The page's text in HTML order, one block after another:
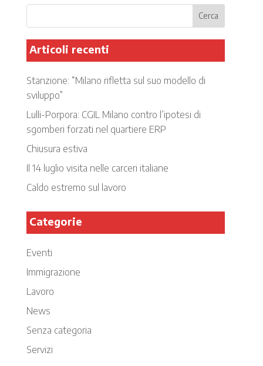
Articoli recenti
Stanzione: “Milano rifletta sul suo modello di
sviluppo”
Lulli-Porpora: CGIL Milano contro l’ipotesi di
sgomberi forzati nel quartiere ERP
Chiusura estiva
Il 14 luglio visita nelle carceri italiane
Caldo estremo sul lavoro
Categorie
Eventi
Immigrazione
Lavoro
News
Senza categoria
Servizi